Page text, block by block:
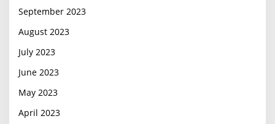
September 2023
August 2023
July 2023
June 2023
May 2023
April 2023